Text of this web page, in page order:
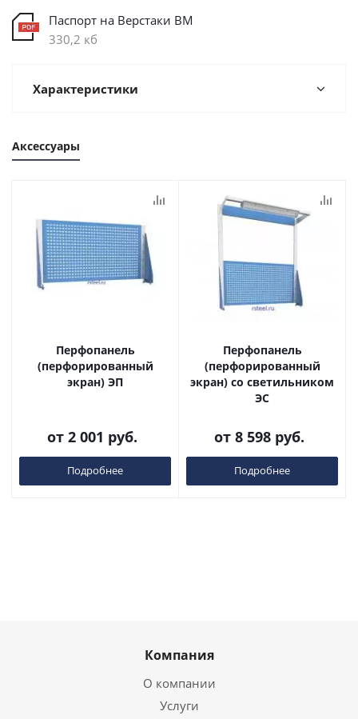
Паспорт на Верстаки ВМ
330,2 кб
Характеристики
Аксессуары
Перфопанель
(перфорированный
экран) ЭП
от 2 001 руб.
Подробнее
Перфопанель
(перфорированный
экран) со светильником
ЭС
от 8 598 руб.
Подробнее
Компания
О компании
Услуги